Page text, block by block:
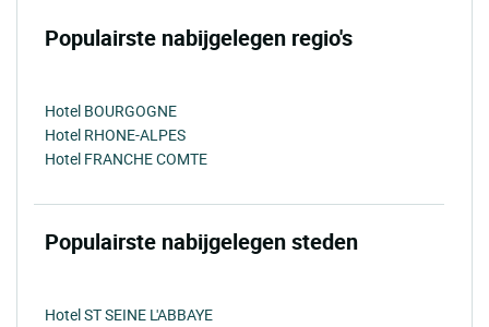
Populairste nabijgelegen regio's
Hotel BOURGOGNE
Hotel RHONE-ALPES
Hotel FRANCHE COMTE
Populairste nabijgelegen steden
Hotel ST SEINE L'ABBAYE